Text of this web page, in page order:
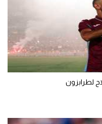
لطرابزون